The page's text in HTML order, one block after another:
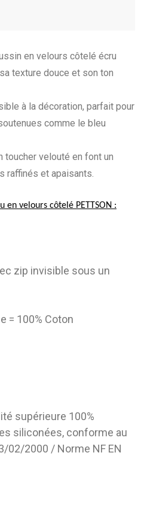
en velours côtelé écru
texture douce et son ton
à la décoration, parfait pour
comme le bleu
velouté en font un
raffinés et apaisants.
en velours côtelé PETTSON :
zip invisible sous un
= 100% Coton
supérieure 100%
siliconées, conforme au
02/2000 / Norme NF EN